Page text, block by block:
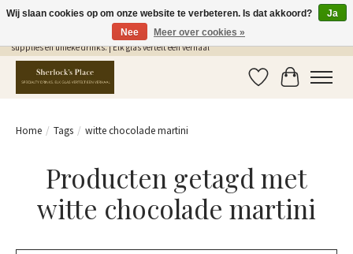
Gratis Verzending in NL vanaf €75,- | Sherlocks Place: dé plek voor MONIN siropen, bar
supplies en unieke drinks. | Elk glas vertelt een verhaal
Verlanglijst
Home / Tags / witte chocolade martini
Producten getagd met
witte chocolade martini
Wij slaan cookies op om onze website te verbeteren. Is dat akkoord?
Ja
Nee
Meer over cookies »